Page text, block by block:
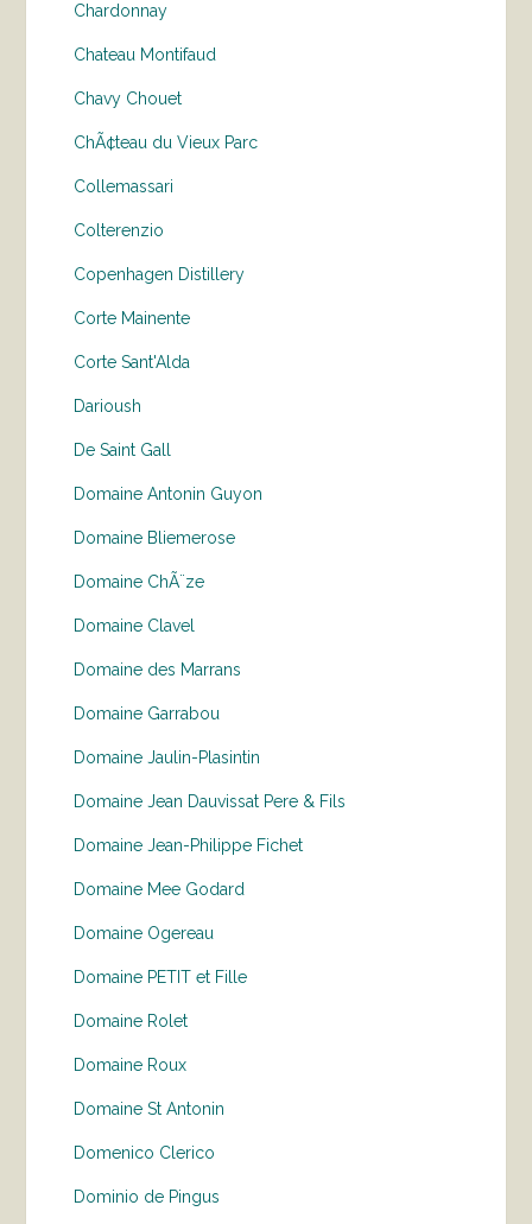
Chardonnay
Chateau Montifaud
Chavy Chouet
ChÃ¢teau du Vieux Parc
Collemassari
Colterenzio
Copenhagen Distillery
Corte Mainente
Corte Sant'Alda
Darioush
De Saint Gall
Domaine Antonin Guyon
Domaine Bliemerose
Domaine ChÃ¨ze
Domaine Clavel
Domaine des Marrans
Domaine Garrabou
Domaine Jaulin-Plasintin
Domaine Jean Dauvissat Pere & Fils
Domaine Jean-Philippe Fichet
Domaine Mee Godard
Domaine Ogereau
Domaine PETIT et Fille
Domaine Rolet
Domaine Roux
Domaine St Antonin
Domenico Clerico
Dominio de Pingus